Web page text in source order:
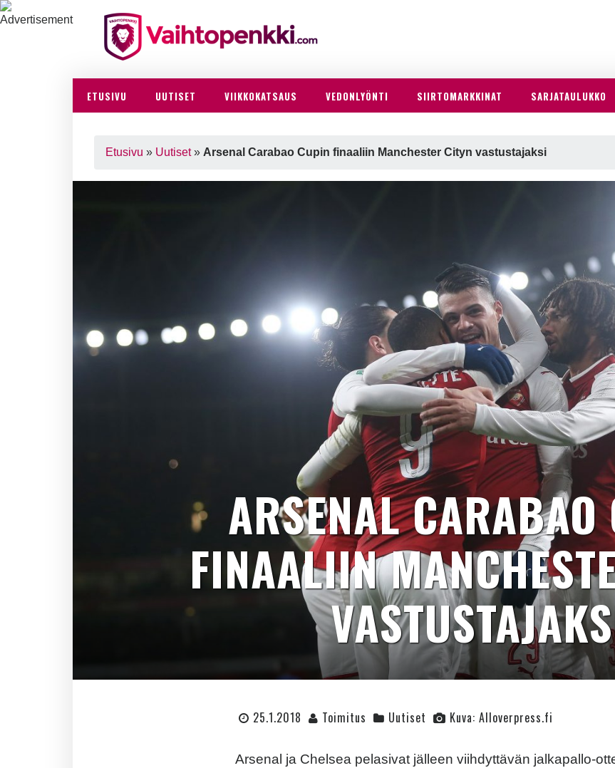
ETUSIVU UUTISET VIIKKOKATSAUS VEDONLYÖNTI SIIRTOMARKKINAT SARJATAULUKKO
Etusivu » Uutiset» Arsenal Carabao Cupin finaaliin Manchester Cityn vastustajaksi
ARSENAL
FINAALIIN
25.1.2018 Toimitus Uutiset Kuva: Alloverpress.fi
Arsenal ja Chelsea pelasivat jälleen viihdyttävän jalkapallo-